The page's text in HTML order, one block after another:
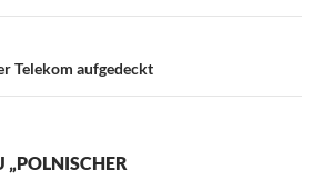
Telekom aufgedeckt